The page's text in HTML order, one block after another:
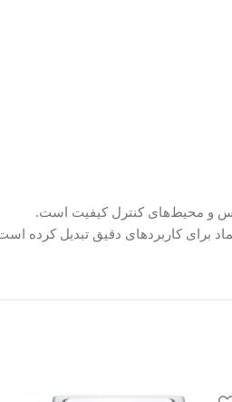
برای کاربردهای دقیق تبدیل کرده